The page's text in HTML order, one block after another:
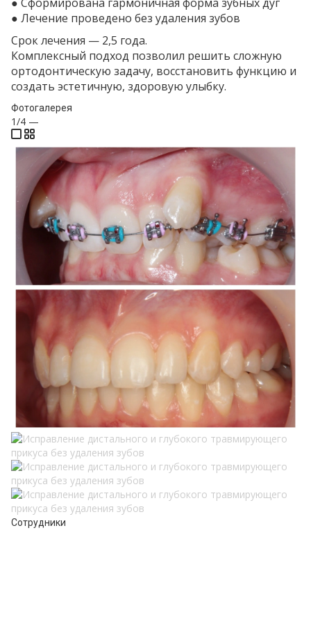
● Лечение проведено без удаления зубов
Срок лечения — 2,5 года.
Комплексный подход позволил решить сложную
ортодонтическую задачу, восстановить функцию и
создать эстетичную, здоровую улыбку.
Фотогалерея
1/4 —
Сотрудники